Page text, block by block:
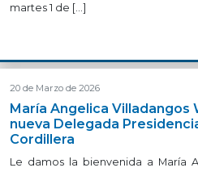
martes 1 de […]
20 de Marzo de 2026
María Angelica Villadangos
nueva Delegada
Cordillera
Le damos la bienvenida a María